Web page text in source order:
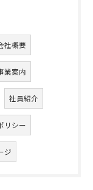
社概要
業案内
社員紹介
リシー
ジ